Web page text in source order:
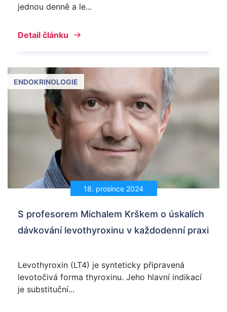
jednou denně a le...
Detail článku
18. prosince 2024
ENDOKRINOLOGIE
S profesorem Michalem Krškem o úskalích
dávkování levothyroxinu v každodenní praxi
Levothyroxin (LT4) je synteticky připravená
levotočivá forma thyroxinu. Jeho hlavní indikací
je substituční...